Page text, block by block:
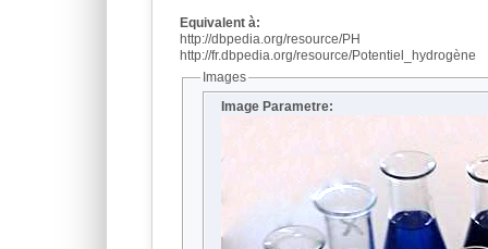
Equivalent à:
http://dbpedia.org/resource/PH
http://fr.dbpedia.org/resource/Potentiel_hydrogène
Images
Image Parametre: